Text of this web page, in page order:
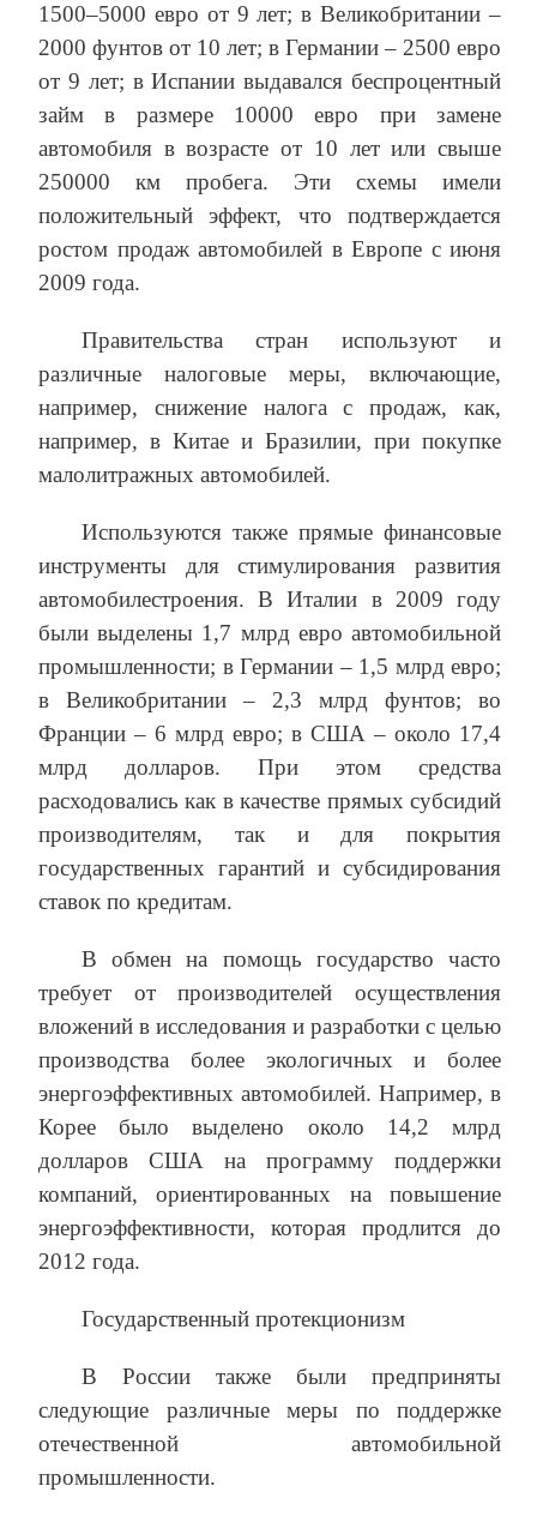
1500–5000 евро от 9 лет; в Великобритании –
2000 фунтов от 10 лет; в Германии – 2500 евро
от 9 лет; в Испании выдавался беспроцентный
займ в размере 10000 евро при замене
автомобиля в возрасте от 10 лет или свыше
250000 км пробега. Эти схемы имели
положительный эффект, что подтверждается
ростом продаж автомобилей в Европе с июня
2009 года.
Правительства стран используют и
различные налоговые меры, включающие,
например, снижение налога с продаж, как,
например, в Китае и Бразилии, при покупке
малолитражных автомобилей.
Используются также прямые финансовые
инструменты для стимулирования развития
автомобилестроения. В Италии в 2009 году
были выделены 1,7 млрд евро автомобильной
промышленности; в Германии – 1,5 млрд евро;
в Великобритании – 2,3 млрд фунтов; во
Франции – 6 млрд евро; в США – около 17,4
млрд долларов. При этом средства
расходовались как в качестве прямых субсидий
производителям, так и для покрытия
государственных гарантий и субсидирования
ставок по кредитам.
В обмен на помощь государство часто
требует от производителей осуществления
вложений в исследования и разработки с целью
производства более экологичных и более
энергоэффективных автомобилей. Например, в
Корее было выделено около 14,2 млрд
долларов США на программу поддержки
компаний, ориентированных на повышение
энергоэффективности, которая продлится до
2012 года.
Государственный протекционизм
В России также были предприняты
следующие различные меры по поддержке
отечественной автомобильной
промышленности.